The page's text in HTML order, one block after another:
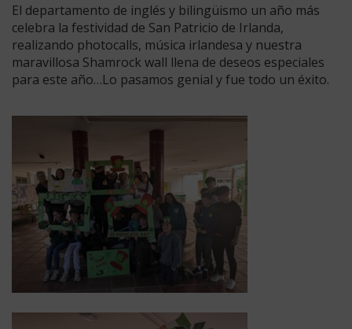
El departamento de inglés y bilingüismo un año más
celebra la festividad de San Patricio de Irlanda,
realizando photocalls, música irlandesa y nuestra
maravillosa Shamrock wall llena de deseos especiales
para este año…Lo pasamos genial y fue todo un éxito.